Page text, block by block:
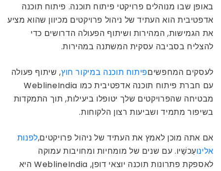
באופן שבו מנוהלים פרויקטי פיתוח תוכנה. פיתוח תוכנה
אדפטיבית הוא העתיד של ניהול פרויקטים מכיוון שהוא מציע
את הגמישות, המהירות ושיתוף הפעולה הדרושים כדי
להצליח בסביבה עסקית המשתנה במהירות.
לעסקים המחפשיםפיתוח תוכנה במיקור חוץ, שיתוף פעולה
עם חברת פיתוח תוכנה אדפטיבית כמו WeblineIndia
מבטיחה שהפרויקטים שלך יטופלו ביעילות, תוך התמקדות
בשיפור מתמיד ושביעות רצון הלקוחות.
אם אתה מוכן לאמץ את העתיד של ניהול פרויקטים,לפנות
אלינועַכשָׁיו. עם שנים של מומחיות ומחויבות עמוקה
לאספקת פתרונות תוכנה יוצאי דופן, WeblineIndia היא